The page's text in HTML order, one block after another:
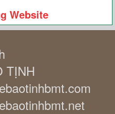
Website
TỊNH